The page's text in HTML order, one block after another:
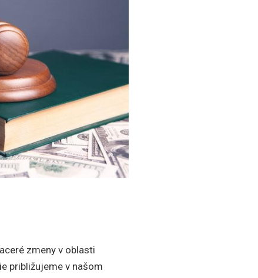
zmeny v oblasti
približujeme v našom